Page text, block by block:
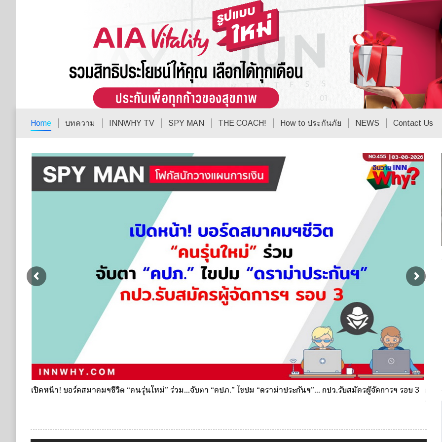
Home บทความ INNWHY TV SPY MAN THE COACH! How to ประกันภัย NEWS Contact Us
กองทุนประกันวินาศภัย (กปว.) ประกาศเปิดรับสมัครบุคคลเพื่อตัดเลือกและแต่งตั้งให้ดำรงตำแหน่งผู้จัดการ กองทุน
พ